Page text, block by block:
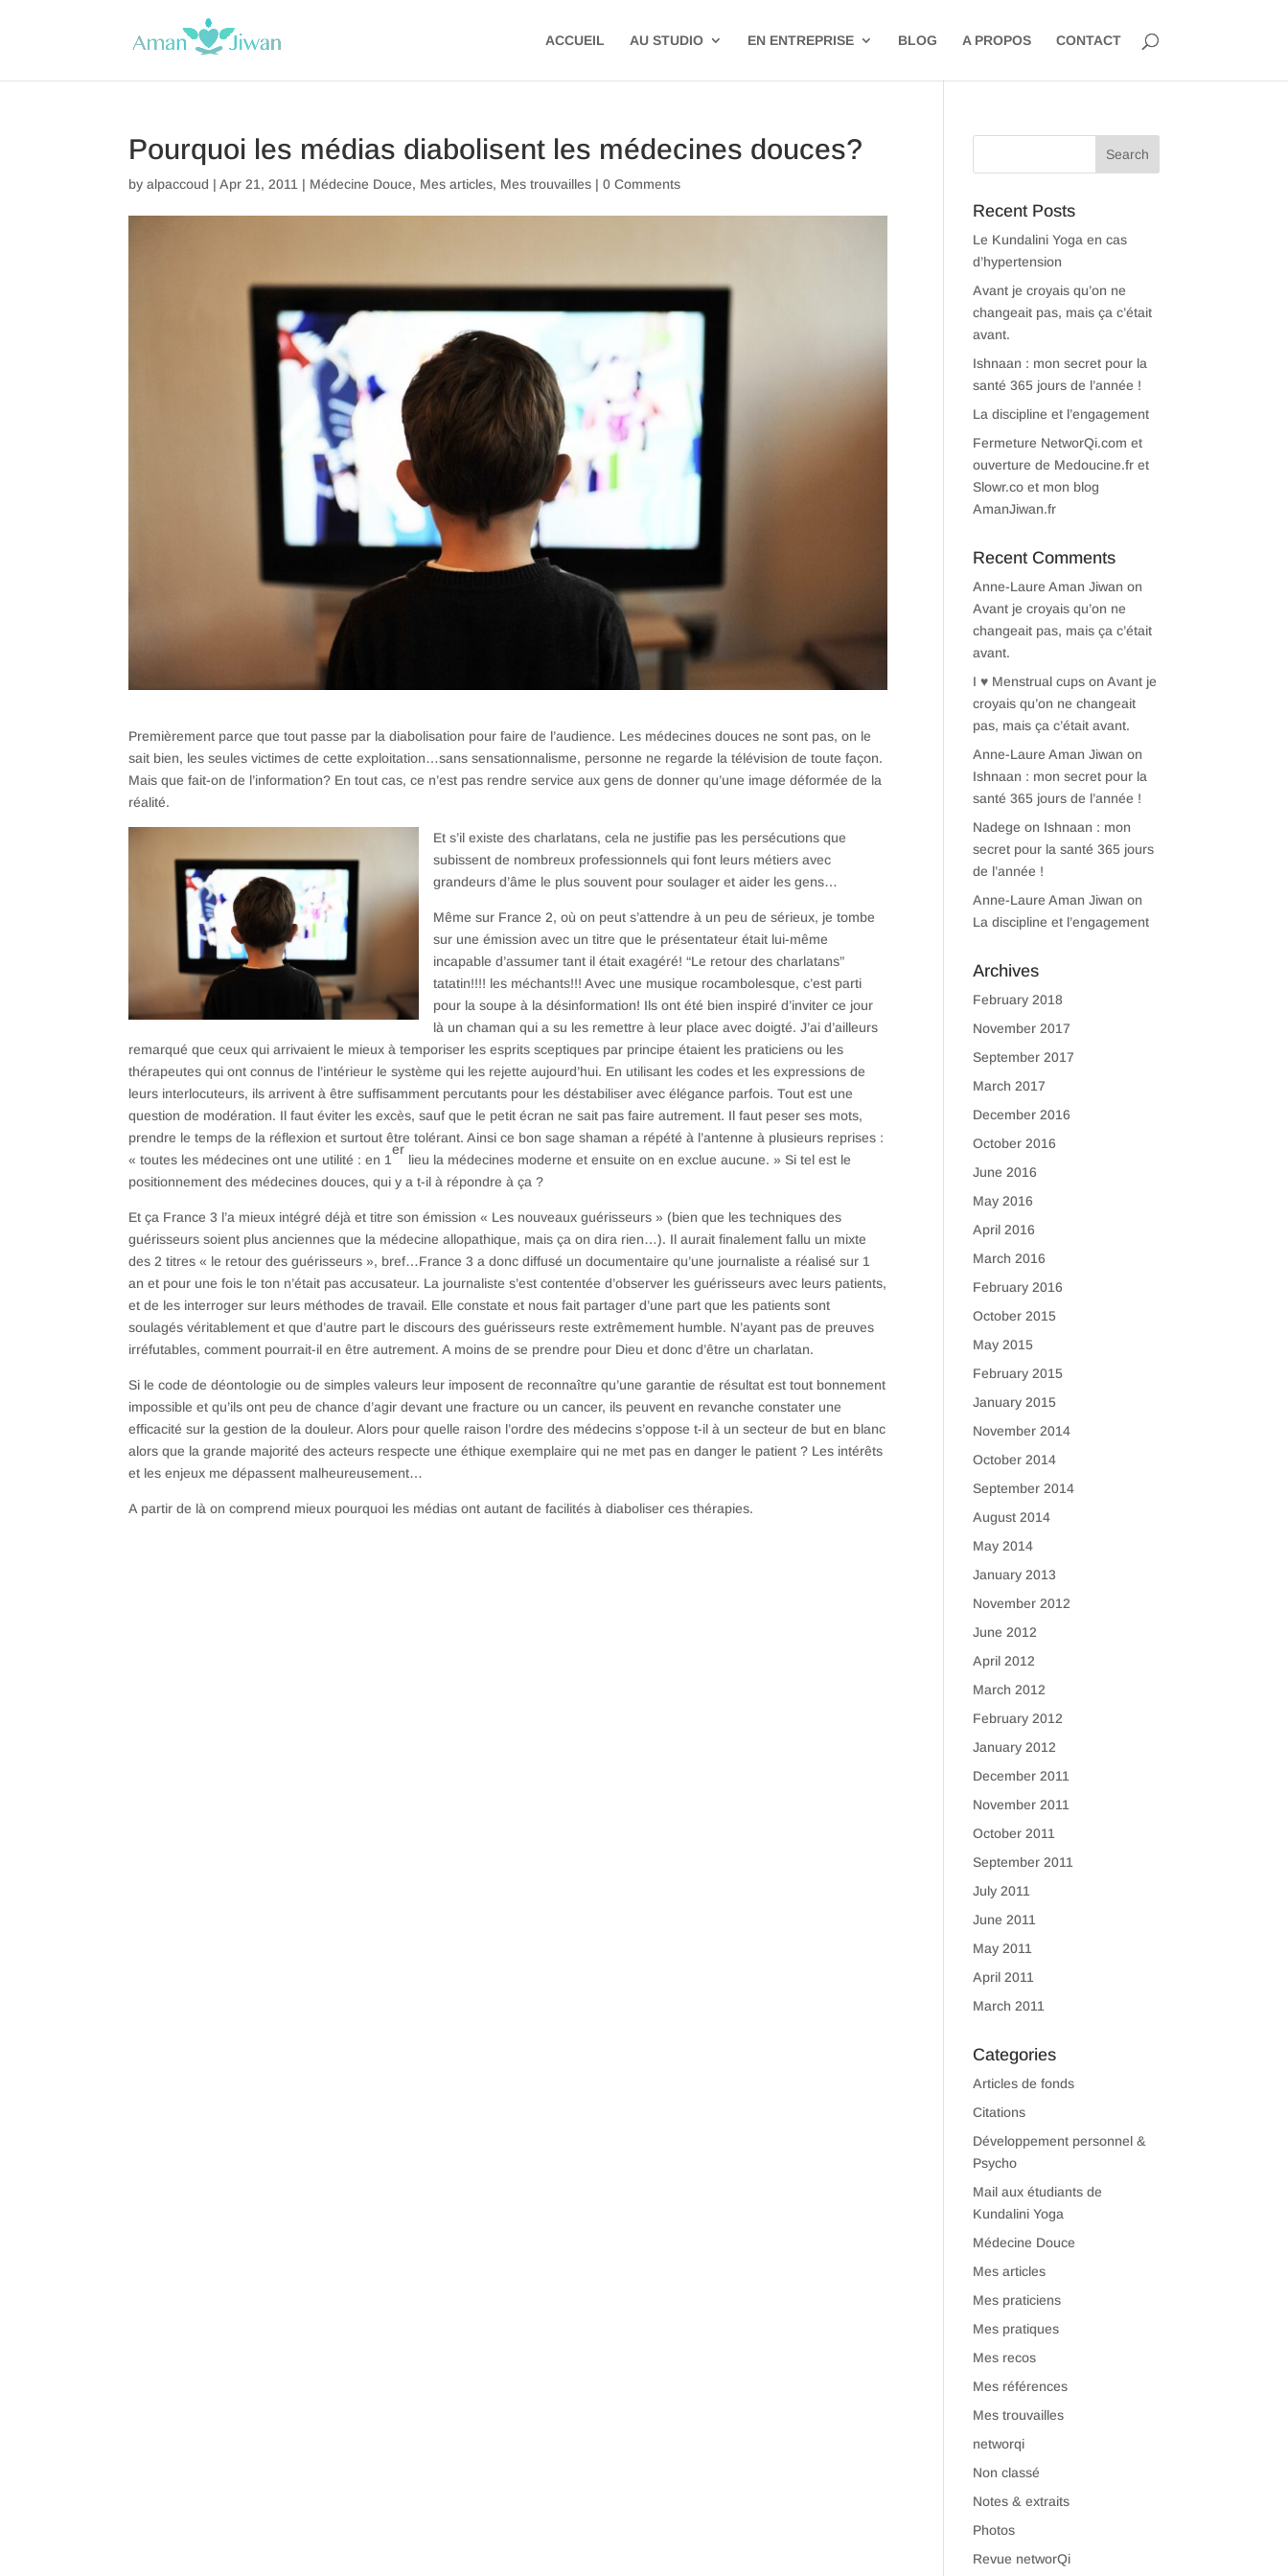
ACCUEIL AU STUDIO EN ENTREPRISE BLOG A PROPOS CONTACT
Pourquoi les médias diabolisent les médecines douces?
byalpaccoud |Apr 21, 2011 | Médecine Douce, Mes articles, Mes trouvailles |0 Comments
Premièrement parce que tout passe par la diabolisation pour faire de l’audience. Les médecines douces ne sont pas, on le
sait bien, les seules victimes de cette exploitation…sans sensationnalisme, personne ne regarde la télévision de toute façon.
Mais que fait-on de l’information? En tout cas, ce n’est pas rendre service aux gens de donner qu’une image déformée de la
réalité.
Et s’il existe des charlatans, cela ne justifie pas les persécutions que
subissent de nombreux professionnels qui font leurs métiers avec
grandeurs d’âme le plus souvent pour soulager et aider les gens…
Même sur France 2, où on peut s’attendre à un peu de sérieux, je tombe
sur une émission avec un titre que le présentateur était lui-même
incapable d’assumer tant il était exagéré! “Le retour des charlatans”
tatatin!!!! les méchants!!! Avec une musique rocambolesque, c’est parti
pour la soupe à la désinformation! Ils ont été bien inspiré d’inviter ce jour
là un chaman qui a su les remettre à leur place avec doigté. J’ai d’ailleurs
remarqué que ceux qui arrivaient le mieux à temporiser les esprits sceptiques par principe étaient les praticiens ou les
thérapeutes qui ont connus de l’intérieur le système qui les rejette aujourd’hui. En utilisant les codes et les expressions de
leurs interlocuteurs, ils arrivent à être suffisamment percutants pour les déstabiliser avec élégance parfois. Tout est une
question de modération. Il faut éviter les excès, sauf que le petit écran ne sait pas faire autrement. Il faut peser ses mots,
prendre le temps de la réflexion et surtout être tolérant. Ainsi ce bon sage shaman a répété à l’antenne à plusieurs reprises :
« toutes les médecines ont une utilité : en 1
er
lieu la médecines moderne et ensuite on en exclue aucune. » Si tel est le
positionnement des médecines douces, qui y a t-il à répondre à ça ?
Et ça France 3 l’a mieux intégré déjà et titre son émission « Les nouveaux guérisseurs » (bien que les techniques des
guérisseurs soient plus anciennes que la médecine allopathique, mais ça on dira rien…). Il aurait finalement fallu un mixte
des 2 titres « le retour des guérisseurs », bref…France 3 a donc diffusé un documentaire qu’une journaliste a réalisé sur 1
an et pour une fois le ton n’était pas accusateur. La journaliste s’est contentée d’observer les guérisseurs avec leurs patients,
et de les interroger sur leurs méthodes de travail. Elle constate et nous fait partager d’une part que les patients sont
soulagés véritablement et que d’autre part le discours des guérisseurs reste extrêmement humble. N’ayant pas de preuves
irréfutables, comment pourrait-il en être autrement. A moins de se prendre pour Dieu et donc d’être un charlatan.
Si le code de déontologie ou de simples valeurs leur imposent de reconnaître qu’une garantie de résultat est tout bonnement
impossible et qu’ils ont peu de chance d’agir devant une fracture ou un cancer, ils peuvent en revanche constater une
efficacité sur la gestion de la douleur. Alors pour quelle raison l’ordre des médecins s’oppose t-il à un secteur de but en blanc
alors que la grande majorité des acteurs respecte une éthique exemplaire qui ne met pas en danger le patient ? Les intérêts
et les enjeux me dépassent malheureusement…
A partir de là on comprend mieux pourquoi les médias ont autant de facilités à diaboliser ces thérapies.
Recent Posts
Le Kundalini Yoga en cas
d’hypertension
Avant je croyais qu’on ne
changeait pas, mais ça c’était
avant.
Ishnaan : mon secret pour la
santé 365 jours de l’année !
La discipline et l’engagement
Fermeture NetworQi.com et
ouverture de Medoucine.fr et
Slowr.co et mon blog
AmanJiwan.fr
Recent Comments
Anne-Laure Aman Jiwan on
Avant je croyais qu’on ne
changeait pas, mais ça c’était
avant.
I ♥ Menstrual cups onAvant je
croyais qu’on ne changeait
pas, mais ça c’était avant.
Anne-Laure Aman Jiwan on
Ishnaan : mon secret pour la
santé 365 jours de l’année !
Nadege on Ishnaan : mon
secret pour la santé 365 jours
de l’année !
Anne-Laure Aman Jiwan on
La discipline et l’engagement
Archives
February 2018
November 2017
September 2017
March 2017
December 2016
October 2016
June 2016
May 2016
April 2016
March 2016
February 2016
October 2015
May 2015
February 2015
January 2015
November 2014
October 2014
September 2014
August 2014
May 2014
January 2013
November 2012
June 2012
April 2012
March 2012
February 2012
January 2012
December 2011
November 2011
October 2011
September 2011
July 2011
June 2011
May 2011
April 2011
March 2011
Categories
Articles de fonds
Citations
Développement personnel &
Psycho
Mail aux étudiants de
Kundalini Yoga
Médecine Douce
Mes articles
Mes praticiens
Mes pratiques
Mes recos
Mes références
Mes trouvailles
networqi
Non classé
Notes & extraits
Photos
Revue networQi